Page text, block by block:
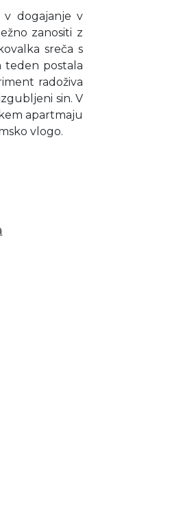
v dogajanje v
zanositi z
sreča s
teden postala
radoživa
sin. V
apartmaju
vlogo.